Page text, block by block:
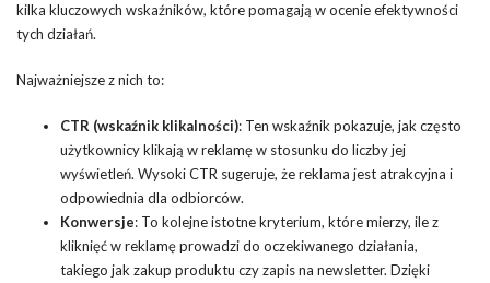
kilka kluczowych wskaźników, które pomagają w ocenie efektywności
tych działań.
Najważniejsze z nich to:
CTR (wskaźnik klikalności): Ten wskaźnik pokazuje, jak często
użytkownicy klikają w reklamę w stosunku do liczby jej
wyświetleń. Wysoki CTR sugeruje, że reklama jest atrakcyjna i
odpowiednia dla odbiorców.
Konwersje: To kolejne istotne kryterium, które mierzy, ile z
kliknięć w reklamę prowadzi do oczekiwanego działania,
takiego jak zakup produktu czy zapis na newsletter. Dzięki